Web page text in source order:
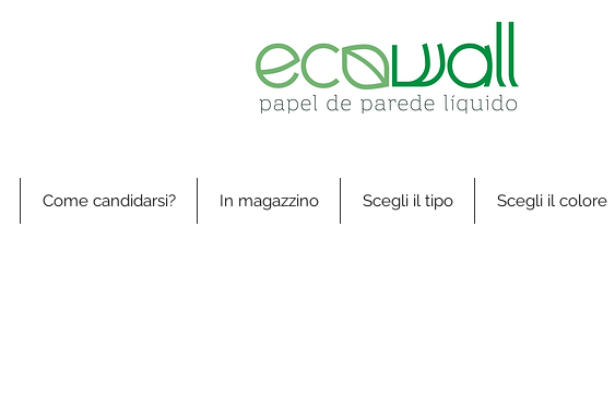
Come candidarsi? In magazzino Scegli il tipo Scegli il colore